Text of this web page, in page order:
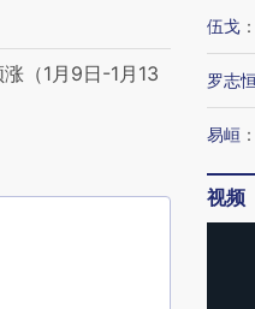
（1月9日-1月13
伍戈 ：
罗志恒
易峘 ：
视频